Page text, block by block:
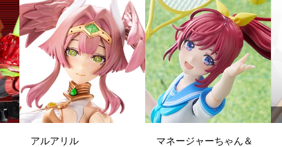
アルアリル
マネージャーちゃん＆